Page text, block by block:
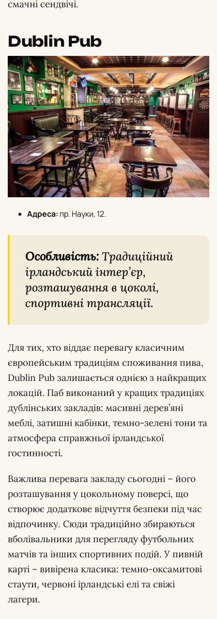
смачні сендвічі.
Dublin Pub
Адреса: пр. Науки, 12.
Особливість:Традиційний
ірландський інтер’єр,
розташування в цоколі,
спортивні трансляції.
Для тих, хто віддає перевагу класичним
європейським традиціям споживання пива,
Dublin Pub залишається однією з найкращих
локацій. Паб виконаний у кращих традиціях
дублінських закладів: масивні дерев’яні
меблі, затишні кабінки, темно-зелені тони та
атмосфера справжньої ірландської
гостинності.
Важлива перевага закладу сьогодні – його
розташування у цокольному поверсі, що
створює додаткове відчуття безпеки під час
відпочинку. Сюди традиційно збираються
вболівальники для перегляду футбольних
матчів та інших спортивних подій. У пивній
карті – вивірена класика: темно-оксамитові
стаути, червоні ірландські елі та свіжі
лагери.